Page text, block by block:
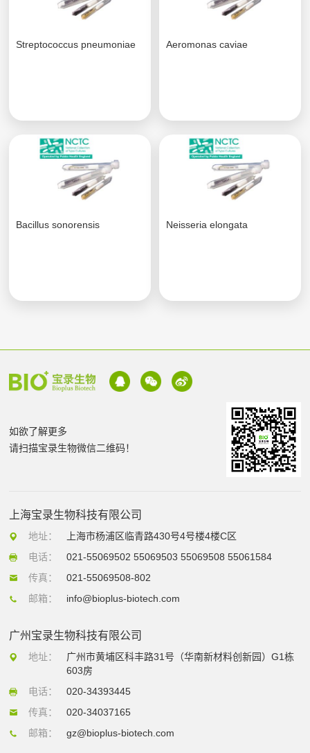
Streptococcus pneumoniae Aeromonas caviae
Bacillus sonorensis Neisseria elongata
如欲了解更多
请扫描宝录生物微信二维码！
上海宝录生物科技有限公司
地址：
上海市杨浦区临青路430号4号楼4楼C区
电话：
021-55069502 55069503 55069508 55061584
传真：
021-55069508-802
邮箱：
info@bioplus-biotech.com
广州宝录生物科技有限公司
地址：
广州市黄埔区科丰路31号（华南新材料创新园）G1栋
603房
电话：
020-34393445
传真：
020-34037165
邮箱：
gz@bioplus-biotech.com